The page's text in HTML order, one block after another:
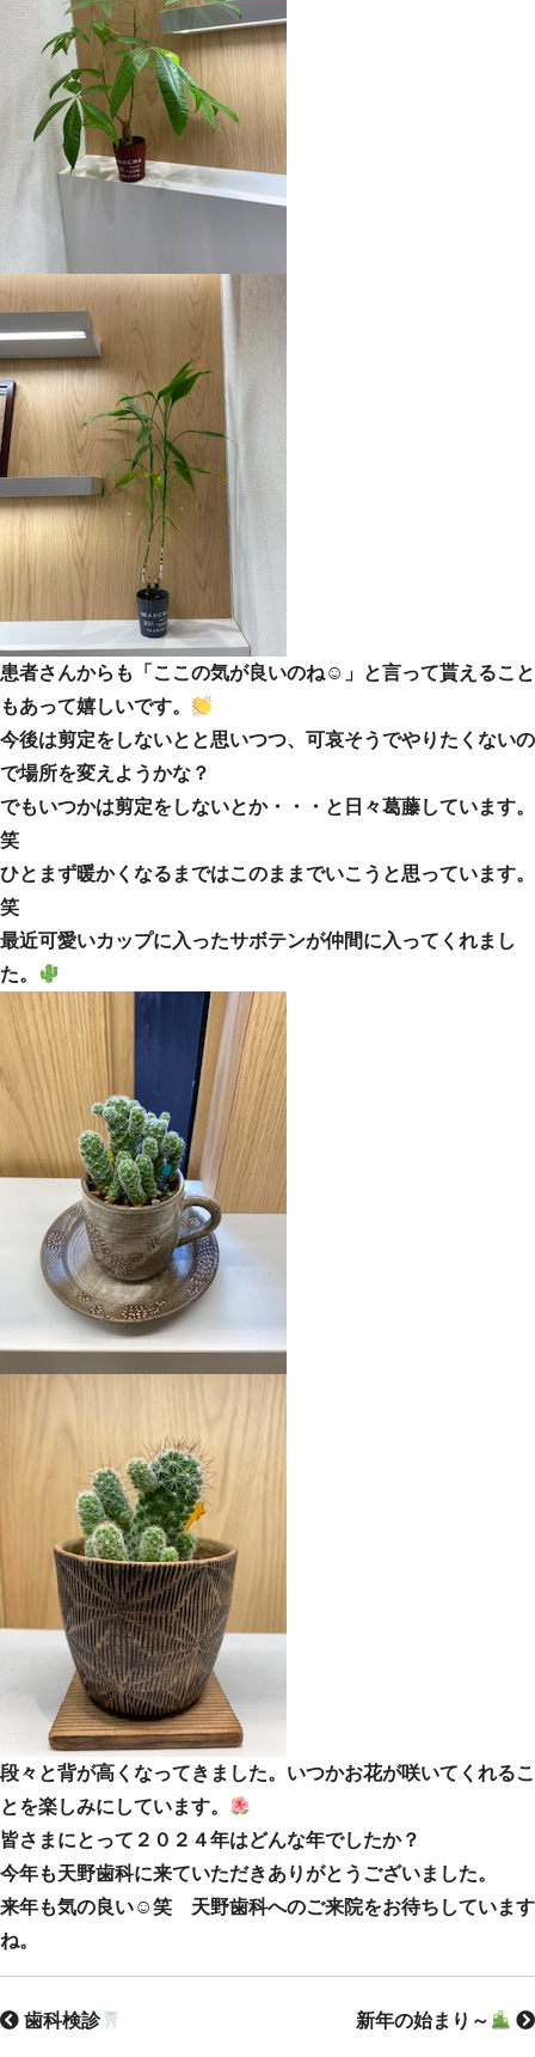
患者さんからも「ここの気が良いのね☺」と言って貰えること
もあって嬉しいです。
今後は剪定をしないとと思いつつ、可哀そうでやりたくないの
で場所を変えようかな？
でもいつかは剪定をしないとか・・・と日々葛藤しています。
笑
ひとまず暖かくなるまではこのままでいこうと思っています。
笑
最近可愛いカップに入ったサボテンが仲間に入ってくれまし
た。
段々と背が高くなってきました。いつかお花が咲いてくれるこ
とを楽しみにしています。
皆さまにとって２０２４年はどんな年でしたか？
今年も天野歯科に来ていただきありがとうございました。
来年も気の良い☺笑 天野歯科へのご来院をお待ちしています
ね。
新年の始まり～
歯科検診